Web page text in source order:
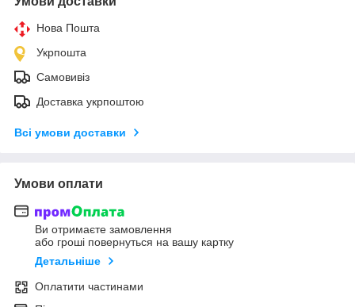
Нова Пошта
Укрпошта
Самовивіз
Доставка укрпоштою
Всі умови доставки
Умови оплати
Ви отримаєте замовлення
або гроші повернуться на вашу картку
Детальніше
Оплатити частинами